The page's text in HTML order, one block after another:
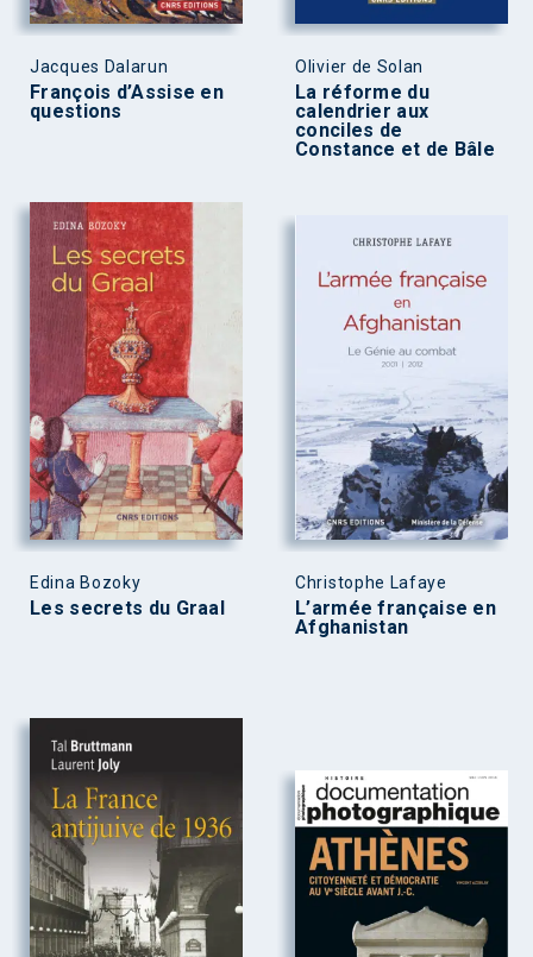
Jacques Dalarun
François d’Assise en
questions
Olivier de Solan
La réforme du
calendrier aux
conciles de
Constance et de Bâle
Edina Bozoky
Les secrets du Graal
Christophe Lafaye
L’armée française en
Afghanistan